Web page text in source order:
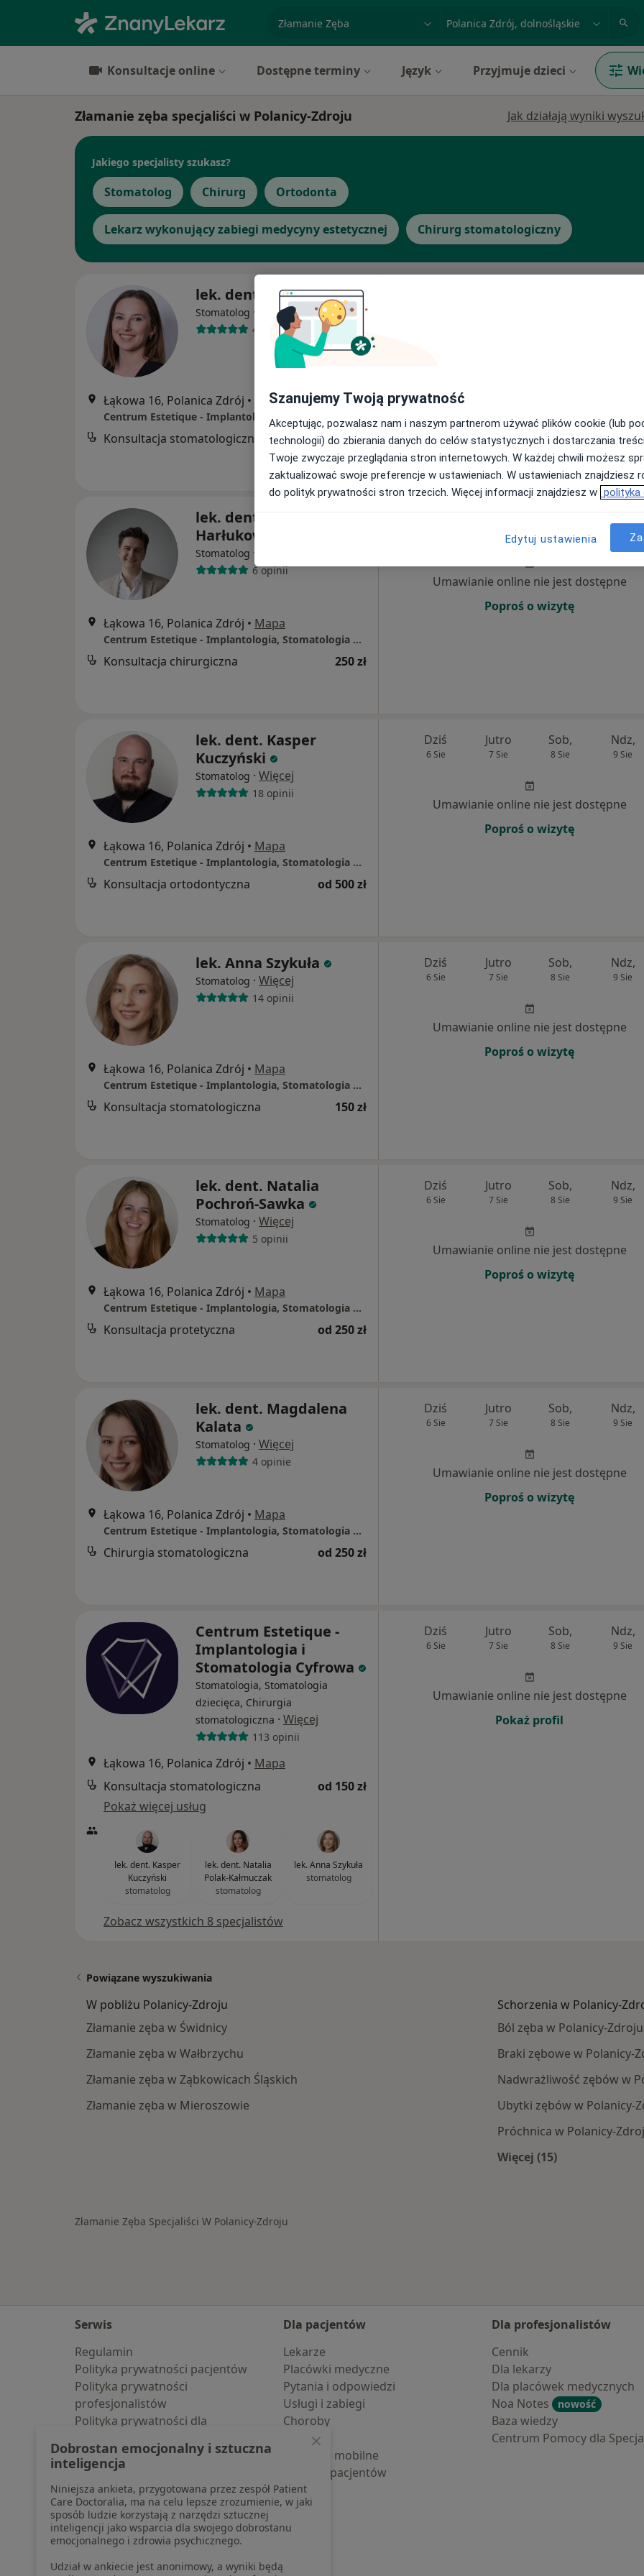
miasto lub dzielnica
Konsultacje online Dostępne terminy Język Przyjmuje dzieci
Złamanie zęba specjaliści w Polanicy-Zdroju Jak działają wyniki
Jakiego specjalisty szukasz?
Stomatolog Chirurg Ortodonta
Lekarz wykonujący zabiegi medycyny estetycznej Chirurg stomatologiczny
lek. dent. Olga Herc
Stomatolog · Więcej
4 opinie
Łąkowa 16, Polanica Zdrój • Mapa
Centrum Estetique - Implantologia, Stomatologia Estetyczna, stomatolog, medycyna estetyczna, Bielany Wrocławskie i Polanica-Zdrój
Konsultacja stomatologiczna 150 zł
lek. dent. Maksymilian
Harłukowicz
Stomatolog ·
6 opinii
Łąkowa 16, Polanica Zdrój • Mapa
Centrum Estetique - Implantologia, Stomatologia Estetyczna, stomatolog, medycyna estetyczna, Bielany Wrocławskie i Polanica-Zdrój
Konsultacja chirurgiczna 250 zł
9 Sie
Umawianie online nie jest dostępne
Poproś o wizytę
lek. dent. Kasper
Kuczyński
Stomatolog · Więcej
18 opinii
Łąkowa 16, Polanica Zdrój • Mapa
Centrum Estetique - Implantologia, Stomatologia Estetyczna, stomatolog, medycyna estetyczna, Bielany Wrocławskie i Polanica-Zdrój
Konsultacja ortodontyczna od 500 zł
Dziś
6 Sie
Jutro
7 Sie
Sob,
8 Sie
Ndz,
9 Sie
Umawianie online nie jest dostępne
Poproś o wizytę
lek. Anna Szykuła
Stomatolog · Więcej
14 opinii
Łąkowa 16, Polanica Zdrój • Mapa
Centrum Estetique - Implantologia, Stomatologia Estetyczna, stomatolog, medycyna estetyczna, Bielany Wrocławskie i Polanica-Zdrój
Konsultacja stomatologiczna 150 zł
Dziś
6 Sie
Jutro
7 Sie
Sob,
8 Sie
Ndz,
9 Sie
Umawianie online nie jest dostępne
Poproś o wizytę
lek. dent. Natalia
Pochroń-Sawka
Stomatolog · Więcej
5 opinii
Łąkowa 16, Polanica Zdrój • Mapa
Centrum Estetique - Implantologia, Stomatologia Estetyczna, stomatolog, medycyna estetyczna, Bielany Wrocławskie i Polanica-Zdrój
Konsultacja protetyczna od 250 zł
Dziś
6 Sie
Jutro
7 Sie
Sob,
8 Sie
Ndz,
9 Sie
Umawianie online nie jest dostępne
Poproś o wizytę
lek. dent. Magdalena
Kalata
Stomatolog · Więcej
4 opinie
Łąkowa 16, Polanica Zdrój • Mapa
Centrum Estetique - Implantologia, Stomatologia Estetyczna, stomatolog, medycyna estetyczna, Bielany Wrocławskie i Polanica-Zdrój
Chirurgia stomatologiczna od 250 zł
Dziś
6 Sie
Jutro
7 Sie
Sob,
8 Sie
Ndz,
9 Sie
Umawianie online nie jest dostępne
Poproś o wizytę
Centrum Estetique -
Implantologia i
Stomatologia Cyfrowa
Stomatologia, Stomatologia
dziecięca, Chirurgia
stomatologiczna · Więcej
113 opinii
Łąkowa 16, Polanica Zdrój • Mapa
Konsultacja stomatologiczna
od 150 zł
Pokaż więcej usług
lek. dent. Kasper
Kuczyński
stomatolog
lek. dent. Natalia
Polak-Kałmuczak
stomatolog
lek. Anna Szykuła
stomatolog
Zobacz wszystkich 8 specjalistów
Dziś
6 Sie
Jutro
7 Sie
Sob,
8 Sie
Ndz,
9 Sie
Umawianie online nie jest dostępne
Pokaż profil
Powiązane wyszukiwania
W pobliżu Polanicy-Zdroju
Złamanie zęba w Świdnicy
Złamanie zęba w Wałbrzychu
Złamanie zęba w Ząbkowicach Śląskich
Złamanie zęba w Mieroszowie
Schorzenia w Polanicy-
Ból zęba w Polanicy-Zdroju
Braki zębowe w Polanicy-
Nadwrażliwość zębów w
Ubytki zębów w Polanicy-
Próchnica w Polanicy-
Więcej (15)
Złamanie Zęba Specjaliści W Polanicy-Zdroju
Serwis
Regulamin
Polityka prywatności pacjentów
Polityka prywatności
profesjonalistów
Polityka prywatności dla
pozyskaliśmy samodzielnie
Polityka cookies
Jak działają wyniki wyszukiwania
Dostępność
O nas
Praca Rekrutujemy!
Partnerzy
Dla pacjentów
Lekarze
Placówki medyczne
Pytania i odpowiedzi
Usługi i zabiegi
Choroby
Pomoc
Aplikacje mobilne
Blog dla pacjentów
Dla profesjonalistów
Cennik
Dla lekarzy
Dla placówek medycznych
Noa Notes
nowość
Baza wiedzy
Centrum Pomocy dla
Szanujemy Twoją prywatność
Akceptując, pozwalasz nam i naszym partnerom używać plików cookie (lub
technologii) do zbierania danych do celów statystycznych i dostarczania
Twoje zwyczaje przeglądania stron internetowych. W każdej chwili możesz
zaktualizować swoje preferencje w ustawieniach. W ustawieniach znajdziesz
do polityk prywatności stron trzecich. Więcej informacji znajdziesz w polityka
Edytuj ustawienia
Dobrostan emocjonalny i sztuczna
inteligencja
Niniejsza ankieta, przygotowana przez zespół Patient
Care Doctoralia, ma na celu lepsze zrozumienie, w jaki
sposób ludzie korzystają z narzędzi sztucznej
inteligencji jako wsparcia dla swojego dobrostanu
emocjonalnego i zdrowia psychicznego.
Udział w ankiecie jest anonimowy, a wyniki będą